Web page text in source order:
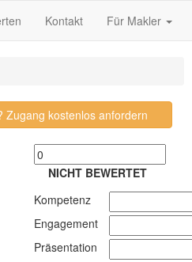
Kontakt Für Makler
Zugang kostenlos anfordern
NICHT BEWERTET
Kompetenz
Engagement
Präsentation